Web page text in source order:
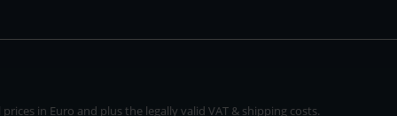
in Euro and plus the legally valid VAT & shipping costs.